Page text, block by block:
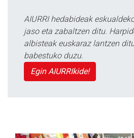
AIURRI hedabideak
jaso eta zabaltzen ditu.
albisteak euskaraz lantzen
babestuko duzu.
Egin AIURRIkide!